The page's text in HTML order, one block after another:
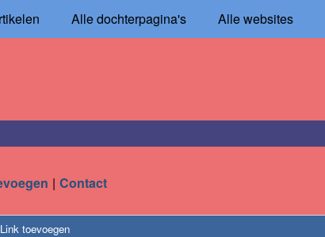
Alle dochterpagina's Alle websites
Contact
Link toevoegen